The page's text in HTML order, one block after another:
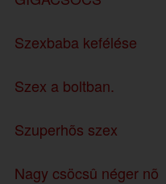
Szexbaba kefélése
Szex a boltban.
Szuperhõs szex
Nagy csöcsû néger nõ